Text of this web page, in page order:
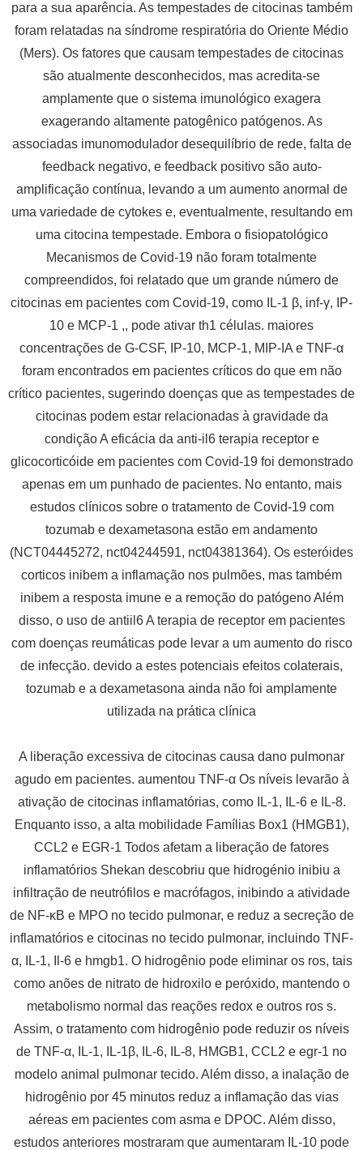
para a sua aparência. As tempestades de citocinas também
foram relatadas na síndrome respiratória do Oriente Médio
(Mers). Os fatores que causam tempestades de citocinas
são atualmente desconhecidos, mas acredita-se
amplamente que o sistema imunológico exagera
exagerando altamente patogênico patógenos. As
associadas imunomodulador desequilíbrio de rede, falta de
feedback negativo, e feedback positivo são auto-
amplificação contínua, levando a um aumento anormal de
uma variedade de cytokes e, eventualmente, resultando em
uma citocina tempestade. Embora o fisiopatológico
Mecanismos de Covid-19 não foram totalmente
compreendidos, foi relatado que um grande número de
citocinas em pacientes com Covid-19, como IL-1 β, inf-γ, IP-
10 e MCP-1 ,, pode ativar th1 células. maiores
concentrações de G-CSF, IP-10, MCP-1, MIP-IA e TNF-α
foram encontrados em pacientes críticos do que em não
crítico pacientes, sugerindo doenças que as tempestades de
citocinas podem estar relacionadas à gravidade da
condição A eficácia da anti-il6 terapia receptor e
glicocorticóide em pacientes com Covid-19 foi demonstrado
apenas em um punhado de pacientes. No entanto, mais
estudos clínicos sobre o tratamento de Covid-19 com
tozumab e dexametasona estão em andamento
(NCT04445272, nct04244591, nct04381364). Os esteróides
corticos inibem a inflamação nos pulmões, mas também
inibem a resposta imune e a remoção do patógeno Além
disso, o uso de antiil6 A terapia de receptor em pacientes
com doenças reumáticas pode levar a um aumento do risco
de infecção. devido a estes potenciais efeitos colaterais,
tozumab e a dexametasona ainda não foi amplamente
utilizada na prática clínica
A liberação excessiva de citocinas causa dano pulmonar
agudo em pacientes. aumentou TNF-α Os níveis levarão à
ativação de citocinas inflamatórias, como IL-1, IL-6 e IL-8.
Enquanto isso, a alta mobilidade Famílias Box1 (HMGB1),
CCL2 e EGR-1 Todos afetam a liberação de fatores
inflamatórios Shekan descobriu que hidrogénio inibiu a
infiltração de neutrófilos e macrófagos, inibindo a atividade
de NF-κB e MPO no tecido pulmonar, e reduz a secreção de
inflamatórios e citocinas no tecido pulmonar, incluindo TNF-
α, IL-1, Il-6 e hmgb1. O hidrogênio pode eliminar os ros, tais
como anões de nitrato de hidroxilo e peróxido, mantendo o
metabolismo normal das reações redox e outros ros s.
Assim, o tratamento com hidrogênio pode reduzir os níveis
de TNF-α, IL-1, IL-1β, IL-6, IL-8, HMGB1, CCL2 e egr-1 no
modelo animal pulmonar tecido. Além disso, a inalação de
hidrogênio por 45 minutos reduz a inflamação das vias
aéreas em pacientes com asma e DPOC. Além disso,
estudos anteriores mostraram que aumentaram IL-10 pode